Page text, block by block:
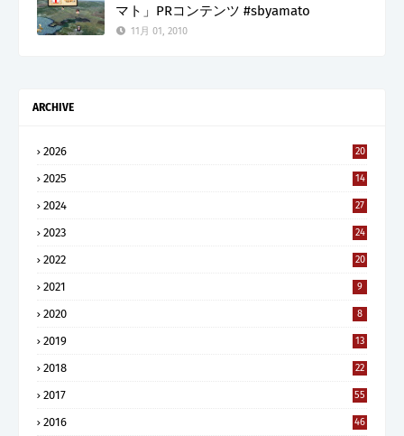
マト」PRコンテンツ #sbyamato
11月 01, 2010
ARCHIVE
2026 20
2025 14
2024 27
2023 24
2022 20
2021 9
2020 8
2019 13
2018 22
2017 55
2016 46